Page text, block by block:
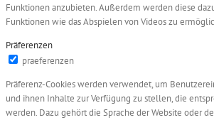
Funktionen anzubieten. Außerdem werden diese
Funktionen wie das Abspielen von Videos zu
Präferenzen
praeferenzen
Präferenz-Cookies werden verwendet, um
und ihnen Inhalte zur Verfügung zu stellen, die
werden. Dazu gehört die Sprache der Website oder